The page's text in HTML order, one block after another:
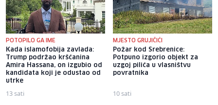
POTOPILO GA IME
Kada islamofobija zavlada:
Trump podržao kršćanina
Amira Hassana, on izgubio od
kandidata koji je odustao od
utrke
13 sati
MJESTO GRUJIČIĆI
Požar kod Srebrenice:
Potpuno izgorio objekt za
uzgoj pilića u vlasništvu
povratnika
10 sati